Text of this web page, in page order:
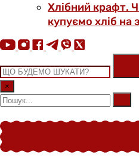
Хлібний крафт.
купуємо хліб на
×